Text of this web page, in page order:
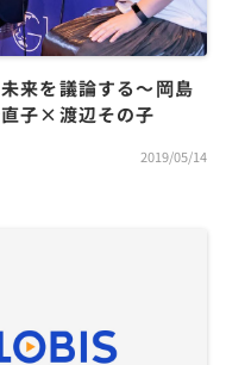
来を議論する～岡島
子×渡辺その子
2019/05/14